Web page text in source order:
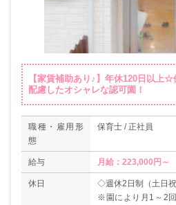
【家賃補助あり♪】年休120日以上
配慮したオシャレな認可園！
職種・雇用形
態
保育士 / 正社員
給与 月給：223,000円～
休日
◇週休2日制（土日祝
※園により月1～2